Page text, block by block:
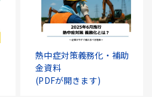
熱中症対策義務化・補助
金資料
(PDFが開きます)